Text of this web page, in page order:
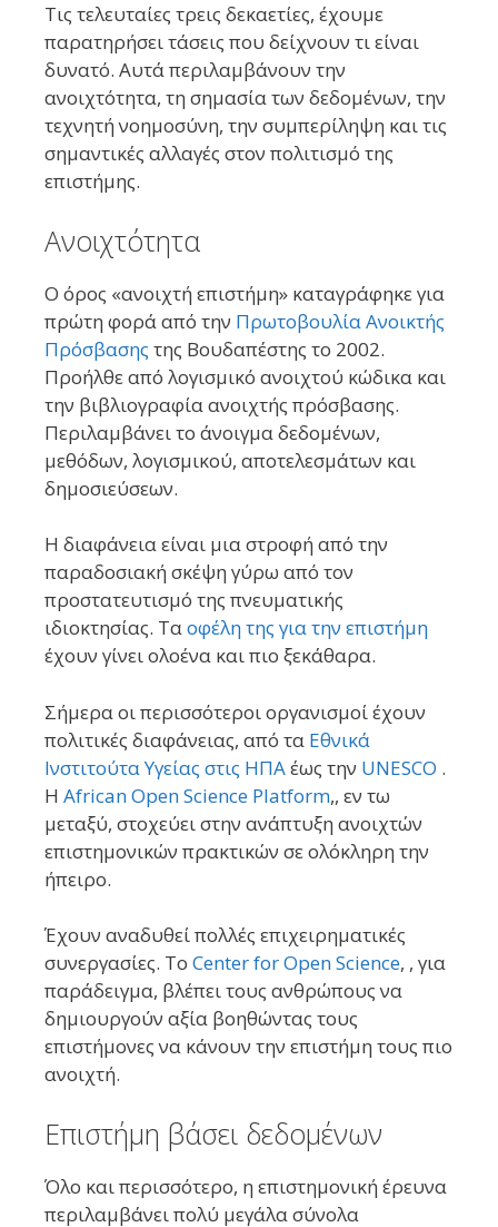
Τις τελευταίες τρεις δεκαετίες, έχουμε
παρατηρήσει τάσεις που δείχνουν τι είναι
δυνατό. Αυτά περιλαμβάνουν την
ανοιχτότητα, τη σημασία των δεδομένων, την
τεχνητή νοημοσύνη, την συμπερίληψη και τις
σημαντικές αλλαγές στον πολιτισμό της
επιστήμης.
Ανοιχτότητα
Ο όρος «ανοιχτή επιστήμη» καταγράφηκε για
πρώτη φορά από την Πρωτοβουλία Ανοικτής
Πρόσβασης της Βουδαπέστης το 2002.
Προήλθε από λογισμικό ανοιχτού κώδικα και
την βιβλιογραφία ανοιχτής πρόσβασης.
Περιλαμβάνει το άνοιγμα δεδομένων,
μεθόδων, λογισμικού, αποτελεσμάτων και
δημοσιεύσεων.
Η διαφάνεια είναι μια στροφή από την
παραδοσιακή σκέψη γύρω από τον
προστατευτισμό της πνευματικής
ιδιοκτησίας. Ταοφέλη της για την επιστήμη
έχουν γίνει ολοένα και πιο ξεκάθαρα.
Σήμερα οι περισσότεροι οργανισμοί έχουν
πολιτικές διαφάνειας, από τα Εθνικά
Ινστιτούτα Υγείας στις ΗΠΑέως την UNESCO .
Η African Open Science Platform,, εν τω
μεταξύ, στοχεύει στην ανάπτυξη ανοιχτών
επιστημονικών πρακτικών σε ολόκληρη την
ήπειρο.
Έχουν αναδυθεί πολλές επιχειρηματικές
συνεργασίες. Το Center for Open Science, , για
παράδειγμα, βλέπει τους ανθρώπους να
δημιουργούν αξία βοηθώντας τους
επιστήμονες να κάνουν την επιστήμη τους πιο
ανοιχτή.
Επιστήμη βάσει δεδομένων
Όλο και περισσότερο, η επιστημονική έρευνα
περιλαμβάνει πολύ μεγάλα σύνολα